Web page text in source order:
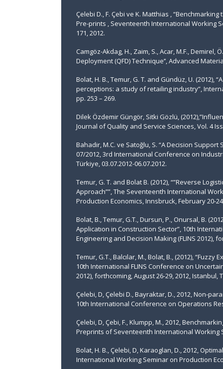
Çelebi D., F. Çebi ve K. Matthias ,
Pre-prints , Seventeenth International Working
171, 2012.
Camgöz-Akdag, H., Zaim, S., Acar, M.F., Demirel,
Deployment (QFD) Technique’’, Advanced
Bolat, H. B., Temur, G. T. and Gündüz, U.
perceptions: a study of retailing industry”,
pp. 253 – 269.
Dilek Özdemir Güngör, Sitki Gözlü,
Journal of Quality and Service Sciences, Vol. 4
Bahadir, M.C. ve Satoğlu, S. “A Decision
07/2012, 3rd International Conference on
Türkiye, 03.07.2012-06.07.2012.
Temur, G. T. and Bolat B. (2012), “”Reverse
Approach””, The Seventeenth International
Production Economics, Innsbruck, February 20-
Bolat, B., Temur, G.T., Dursun, P., Onursal, B.
Applicatıon in Construction Sector”, 10th
Engineering and Decision Making (FLINS 2012),
Temur, G.T., Balcılar, M., Bolat, B., (2012),
10th International FLINS Conference on
2012), forthcoming, August 26-29, 2012, Istanbul,
Çelebi, D, Çelebi D., Bayraktar, D., 2012, Non-
10th International Conference on Operations
Çelebi, D, Çebi, F., Klumpp, M., 2012,
Preprints of Seventeenth International Working
Bolat, H. B., Çelebi, D, Karaoglan, D., 2012,
International Working Seminar on Production